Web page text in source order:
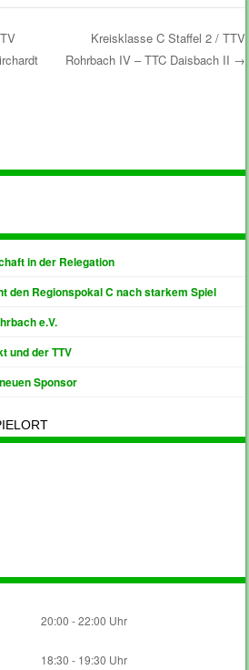
Kreisklasse C Staffel 2 / TTV
Rohrbach IV – TTC Daisbach II →
in der Relegation
den Regionspokal C nach starkem Spiel
e.V.
und der TTV
Sponsor
20:00 - 22:00 Uhr
18:30 - 19:30 Uhr